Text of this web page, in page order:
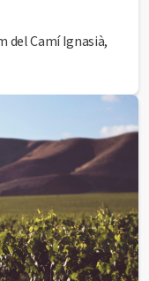
del Camí Ignasià,